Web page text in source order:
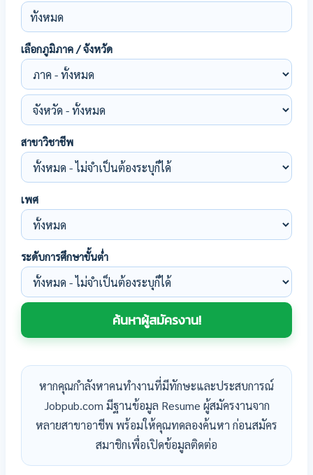
เลือกภูมิภาค / จังหวัด
สาขาวิชาชีพ
เพศ
ระดับการศึกษาขั้นต่ำ
หากคุณกำลังหาคนทำงานที่มีทักษะและประสบการณ์
Jobpub.com มีฐานข้อมูล Resume ผู้สมัครงานจาก
หลายสาขาอาชีพ พร้อมให้คุณทดลองค้นหา ก่อนสมัคร
สมาชิกเพื่อเปิดข้อมูลติดต่อ